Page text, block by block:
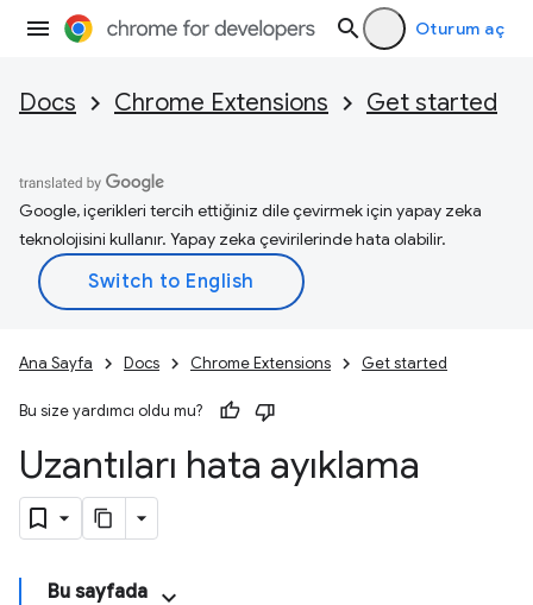
Oturum aç
Docs Chrome Extensions Get started
Google, içerikleri tercih ettiğiniz dile çevirmek için yapay zeka
teknolojisini kullanır. Yapay zeka çevirilerinde hata olabilir.
Ana Sayfa Docs Chrome Extensions Get started
Bu size yardımcı oldu mu?
Uzantıları hata ayıklama
Bu sayfada